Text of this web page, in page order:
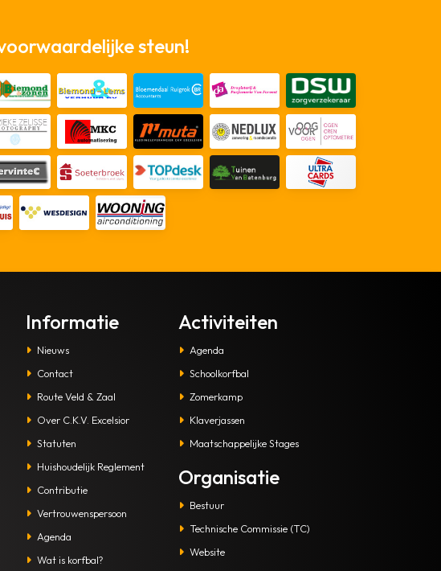
steun!
Informatie
Nieuws
Contact
Route Veld & Zaal
Over C.K.V. Excelsior
Statuten
Huishoudelijk Reglement
Contributie
Vertrouwenspersoon
Agenda
Wat is korfbal?
Activiteiten
Agenda
Schoolkorfbal
Zomerkamp
Klaverjassen
Maatschappelijke Stages
Organisatie
Bestuur
Technische Commissie (TC)
Website